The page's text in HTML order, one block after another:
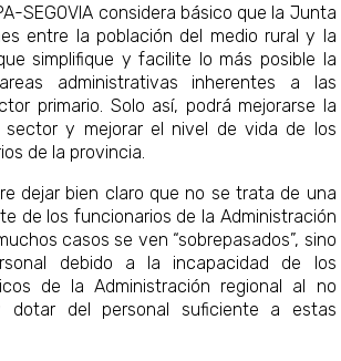
SEGOVIA considera básico que la Junta
entre la población del medio rural y la
simplifique y facilite lo más posible la
administrativas inherentes a las
primario. Solo así, podrá mejorarse la
sector y mejorar el nivel de vida de los
de la provincia.
dejar bien claro que no se trata de una
de los funcionarios de la Administración
casos se ven “sobrepasados”, sino
debido a la incapacidad de los
de la Administración regional al no
dotar del personal suficiente a estas